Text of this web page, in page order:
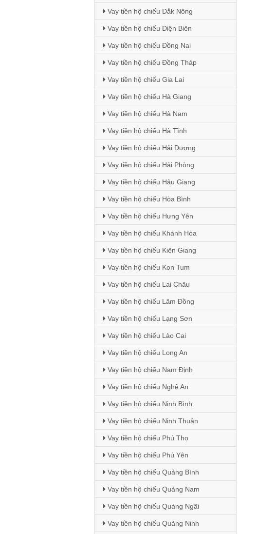
Vay tiền hộ chiếu Đắk Nông
Vay tiền hộ chiếu Điện Biên
Vay tiền hộ chiếu Đồng Nai
Vay tiền hộ chiếu Đồng Tháp
Vay tiền hộ chiếu Gia Lai
Vay tiền hộ chiếu Hà Giang
Vay tiền hộ chiếu Hà Nam
Vay tiền hộ chiếu Hà Tĩnh
Vay tiền hộ chiếu Hải Dương
Vay tiền hộ chiếu Hải Phòng
Vay tiền hộ chiếu Hậu Giang
Vay tiền hộ chiếu Hòa Bình
Vay tiền hộ chiếu Hưng Yên
Vay tiền hộ chiếu Khánh Hòa
Vay tiền hộ chiếu Kiên Giang
Vay tiền hộ chiếu Kon Tum
Vay tiền hộ chiếu Lai Châu
Vay tiền hộ chiếu Lâm Đồng
Vay tiền hộ chiếu Lạng Sơn
Vay tiền hộ chiếu Lào Cai
Vay tiền hộ chiếu Long An
Vay tiền hộ chiếu Nam Định
Vay tiền hộ chiếu Nghệ An
Vay tiền hộ chiếu Ninh Bình
Vay tiền hộ chiếu Ninh Thuận
Vay tiền hộ chiếu Phú Thọ
Vay tiền hộ chiếu Phú Yên
Vay tiền hộ chiếu Quảng Bình
Vay tiền hộ chiếu Quảng Nam
Vay tiền hộ chiếu Quảng Ngãi
Vay tiền hộ chiếu Quảng Ninh